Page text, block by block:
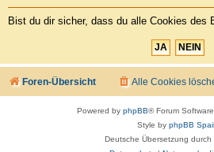
Bist du dir sicher, dass du alle Cookies des
Foren-Übersicht Alle Cookies
Powered by phpBB® Forum
Style by phpBB
Deutsche Übersetzung durch